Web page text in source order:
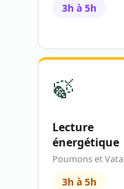
3h à 5h
🍃
Lecture
énergétique
Poumons et Vata
3h à 5h